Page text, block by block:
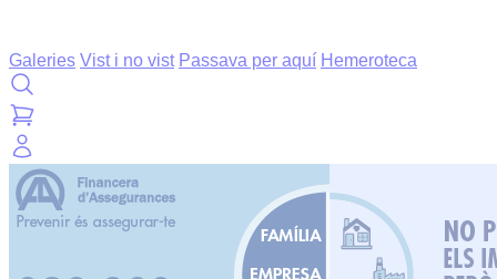
Galeries Vist i no vist Passava per aquí Hemeroteca